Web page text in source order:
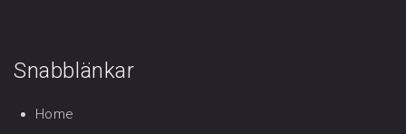
Snabblänkar
Home